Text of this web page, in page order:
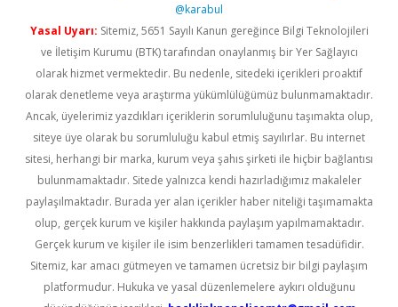
@karabul
Yasal Uyarı: Sitemiz, 5651 Sayılı Kanun gereğince Bilgi Teknolojileri
ve İletişim Kurumu (BTK) tarafından onaylanmış bir Yer Sağlayıcı
olarak hizmet vermektedir. Bu nedenle, sitedeki içerikleri proaktif
olarak denetleme veya araştırma yükümlülüğümüz bulunmamaktadır.
Ancak, üyelerimiz yazdıkları içeriklerin sorumluluğunu taşımakta olup,
siteye üye olarak bu sorumluluğu kabul etmiş sayılırlar. Bu internet
sitesi, herhangi bir marka, kurum veya şahıs şirketi ile hiçbir bağlantısı
bulunmamaktadır. Sitede yalnızca kendi hazırladığımız makaleler
paylaşılmaktadır. Burada yer alan içerikler haber niteliği taşımamakta
olup, gerçek kurum ve kişiler hakkında paylaşım yapılmamaktadır.
Gerçek kurum ve kişiler ile isim benzerlikleri tamamen tesadüfidir.
Sitemiz, kar amacı gütmeyen ve tamamen ücretsiz bir bilgi paylaşım
platformudur. Hukuka ve yasal düzenlemelere aykırı olduğunu